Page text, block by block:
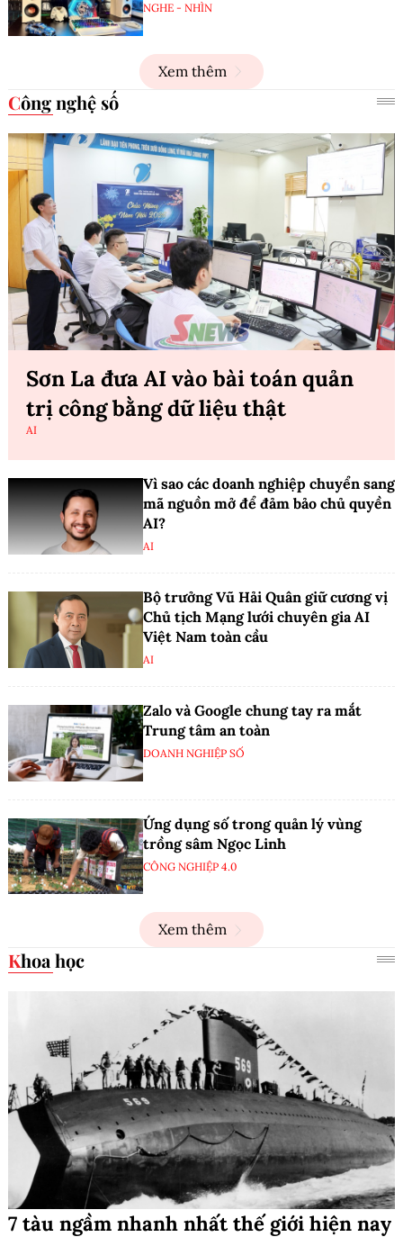
NGHE - NHÌN
Xem thêm
Công nghệ số
Sơn La đưa AI vào bài toán quản
trị công bằng dữ liệu thật
AI
Vì sao các doanh nghiệp chuyển sang
mã nguồn mở để đảm bảo chủ quyền
AI?
AI
Bộ trưởng Vũ Hải Quân giữ cương vị
Chủ tịch Mạng lưới chuyên gia AI
Việt Nam toàn cầu
AI
Zalo và Google chung tay ra mắt
Trung tâm an toàn
DOANH NGHIỆP SỐ
Ứng dụng số trong quản lý vùng
trồng sâm Ngọc Linh
CÔNG NGHIỆP 4.0
Xem thêm
Khoa học
7 tàu ngầm nhanh nhất thế giới hiện nay